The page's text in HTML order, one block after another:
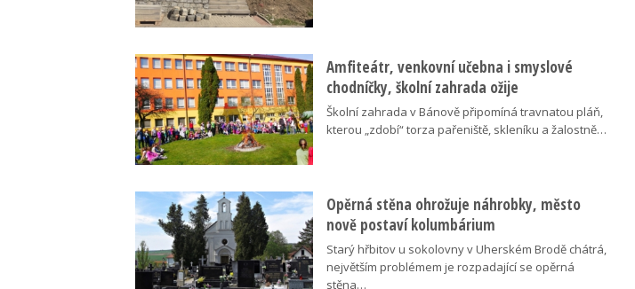
Amfiteátr, venkovní učebna i smyslové
chodníčky, školní zahrada ožije
Školní zahrada v Bánově připomíná travnatou pláň,
kterou „zdobí“ torza pařeniště, skleníku a žalostně…
Opěrná stěna ohrožuje náhrobky, město
nově postaví kolumbárium
Starý hřbitov u sokolovny v Uherském Brodě chátrá,
největším problémem je rozpadající se opěrná
stěna…